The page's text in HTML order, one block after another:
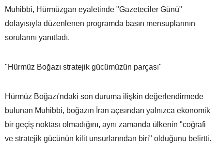
Muhibbi, Hürmüzgan eyaletinde "Gazeteciler Günü"
dolayısıyla düzenlenen programda basın mensuplarının
sorularını yanıtladı.
"Hürmüz Boğazı stratejik gücümüzün parçası"
Hürmüz Boğazı'ndaki son duruma ilişkin değerlendirmede
bulunan Muhibbi, boğazın İran açısından yalnızca ekonomik
bir geçiş noktası olmadığını, aynı zamanda ülkenin "coğrafi
ve stratejik gücünün kilit unsurlarından biri" olduğunu belirtti.